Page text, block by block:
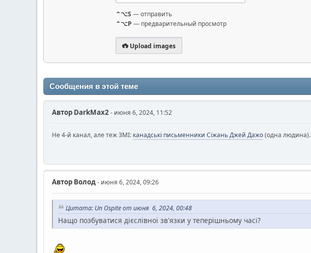
⌃⌥S — отправить
⌃⌥P — предварительный просмотр
Upload images
Сообщения в этой теме
Автор DarkMax2- июня 6, 2024, 11:52
Не 4-й канал, але теж ЗМІ: канадські письменники Сіжань Джей Дажо(одна людина).
Автор Волод- июня 6, 2024, 09:26
Цитата: Un Ospite от июня 6, 2024, 00:48
Нащо позбуватися дієслівної зв'язки у теперішньому часі?